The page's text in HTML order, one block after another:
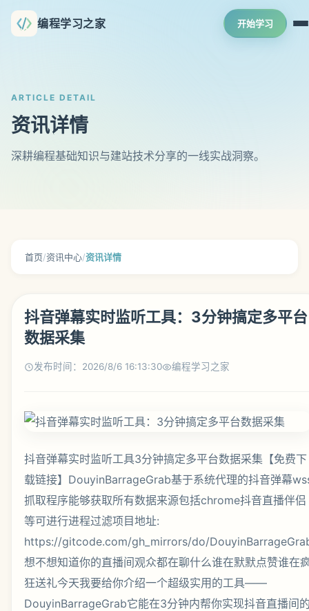
编程学习之家 开始学习
ARTICLE DETAIL
资讯详情
深耕编程基础知识与建站技术分享的一线实战洞察。
首页/资讯中心/资讯详情
抖音弹幕实时监听工具：3分钟搞定多平台
数据采集
发布时间：2026/8/6 16:13:30 编程学习之家
抖音弹幕实时监听工具3分钟搞定多平台数据采集【免费下
载链接】DouyinBarrageGrab基于系统代理的抖音弹幕
抓取程序能够获取所有数据来源包括chrome抖音直播伴侣
等可进行进程过滤项目地址:
https://gitcode.com/gh_mirrors/do/
想不想知道你的直播间观众都在聊什么谁在默默点赞谁在
狂送礼今天我要给你介绍一个超级实用的工具——
DouyinBarrageGrab它能在3分钟内帮你实现抖音直播间